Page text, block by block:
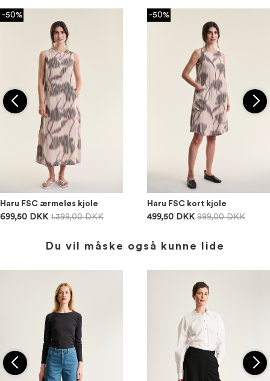
-50%
Haru FSC ærmeløs kjole
699,50 DKK 1.399,00 DKK
-50%
Haru FSC kort kjole
499,50 DKK 999,00 DKK
Du vil måske også kunne lide